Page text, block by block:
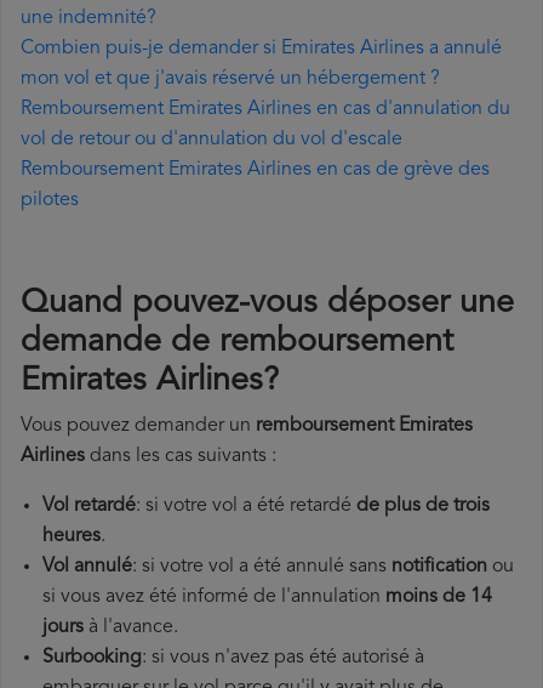
une indemnité?
Combien puis-je demander si Emirates Airlines a annulé
mon vol et que j'avais réservé un hébergement ?
Remboursement Emirates Airlines en cas d'annulation du
vol de retour ou d'annulation du vol d'escale
Remboursement Emirates Airlines en cas de grève des
pilotes
Quand pouvez-vous déposer une
demande de remboursement
Emirates Airlines?
Vous pouvez demander un remboursement Emirates
Airlines dans les cas suivants :
Vol retardé: si votre vol a été retardé de plus de trois
heures.
Vol annulé: si votre vol a été annulé sans notification ou
si vous avez été informé de l'annulation moins de 14
jours à l'avance.
Surbooking: si vous n'avez pas été autorisé à